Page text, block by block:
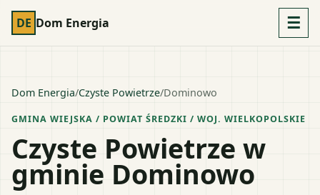
DE Dom Energia ☰
Dom Energia/Czyste Powietrze/Dominowo
GMINA WIEJSKA / POWIAT ŚREDZKI / WOJ. WIELKOPOLSKIE
Czyste Powietrze w
gminie Dominowo